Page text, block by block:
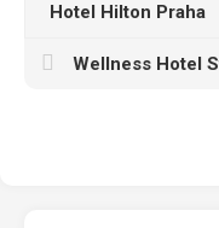
Hotel Hilton Praha
Wellness Hotel